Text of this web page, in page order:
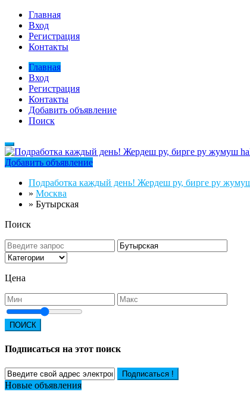
Главная
Вход
Регистрация
Контакты
Главная
Вход
Регистрация
Контакты
Добавить объявление
Поиск
Добавить объявление
Подработка каждый день! Жердеш ру, бирге ру
» Москва
» Бутырская
Поиск
Цена
ПОИСК
Подписаться на этот поиск
Подписаться !
Новые объявления